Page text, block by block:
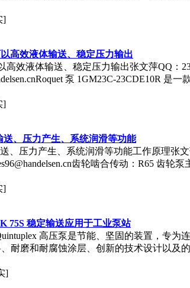
]
高效液体输送、稳定压力输出
高效液体输送、稳定压力输出张文萍QQ：
泵 1GM23C-23CDE10R 是一
]
、压力产生、系统润滑等功能
、压力产生、系统润滑等功能工作原理张文
齿轮啮合传动：R65 齿轮泵
]
75S 稳定输送应用于工业泵站
高压泵是节能、坚固的装置，专
耐磨和耐腐蚀涂层、创新的技术设计以及的
]